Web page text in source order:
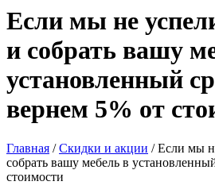
Если мы не
и собрать вашу
установленный
вернем 5% от
Главная /Скидки и акции /Если мы
собрать вашу мебель в
стоимости